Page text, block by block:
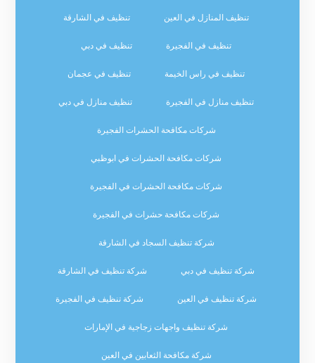
تنظيف المنازل في العين تنظيف في الشارقة
تنظيف في الفجيرة تنظيف في دبي
تنظيف في راس الخيمة تنظيف في عجمان
تنظيف منازل في الفجيرة تنظيف منازل في دبي
شركات مكافحة الحشرات الفجيرة
شركات مكافحة الحشرات في ابوظبي
شركات مكافحة الحشرات في الفجيرة
شركات مكافحة حشرات في الفجيرة
شركة تنظيف السجاد في الشارقة
شركة تنظيف في دبي شركة تنظيف في الشارقة
شركة تنظيف في العين شركة تنظيف في الفجيرة
شركة تنظيف واجهات زجاجية في الإمارات
شركة مكافحة الثعابين في العين